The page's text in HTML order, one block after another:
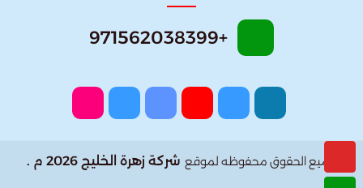
+971562038399
جميع الحقوق محفوظه لموقع شركة زهرة الخليج 2026 م .